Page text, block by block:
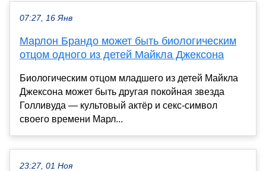
07:27, 16 Янв
Марлон Брандо может быть биологическим
отцом одного из детей Майкла Джексона
Биологическим отцом младшего из детей Майкла
Джексона может быть другая покойная звезда
Голливуда — культовый актёр и секс-символ
своего времени Марл...
23:27, 01 Ноя